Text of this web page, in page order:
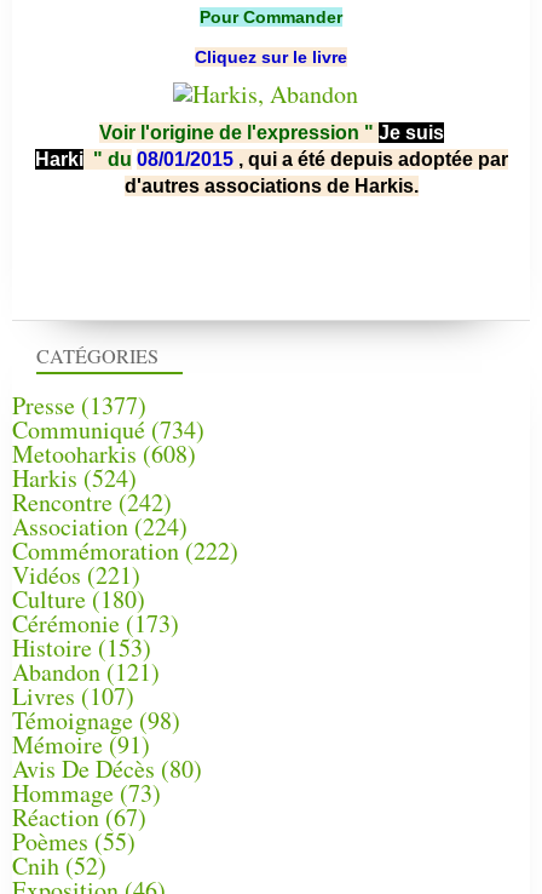
CATÉGORIES
Presse (1377)
Communiqué (734)
Metooharkis (608)
Harkis (524)
Rencontre (242)
Association (224)
Commémoration(222)
Vidéos (221)
Culture(180)
Cérémonie (173)
Histoire (153)
Abandon(121)
Livres (107)
Témoignage (98)
Mémoire (91)
Avis De Décès (80)
Hommage (73)
Réaction(67)
Poèmes (55)
Cnih (52)
Pour Commander
Cliquez sur le livre
Voir l'origine de l'expression " Je suis
Harki " du 08/01/2015 , qui a été depuis adoptée par
d'autres associations de Harkis.